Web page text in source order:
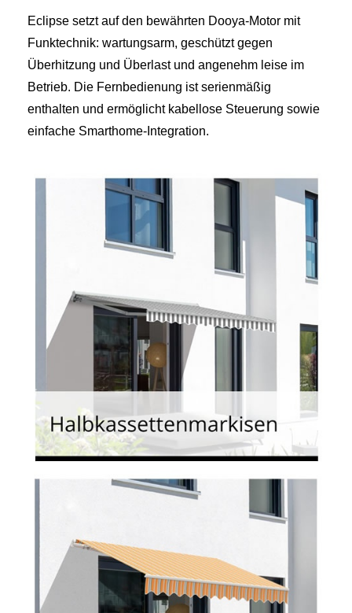
Eclipse setzt auf den bewährten Dooya-Motor mit
Funktechnik: wartungsarm, geschützt gegen
Überhitzung und Überlast und angenehm leise im
Betrieb. Die Fernbedienung ist serienmäßig
enthalten und ermöglicht kabellose Steuerung sowie
einfache Smarthome-Integration.